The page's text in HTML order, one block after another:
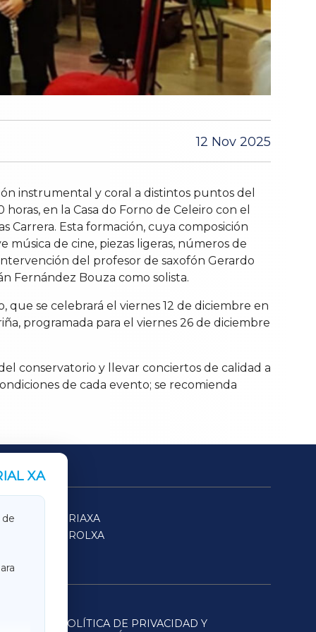
12 Nov 2025
instrumental y coral a distintos puntos del
en la Casa do Forno de Celeiro con el
Carrera. Esta formación, cuya composición
de cine, piezas ligeras, números de
del profesor de saxofón Gerardo
Fernández Bouza como solista.
que se celebrará el viernes 12 de diciembre en
programada para el viernes 26 de diciembre
conservatorio y llevar conciertos de calidad a
de cada evento; se recomienda
XA
SARRIAXA
FERROLXA
POLÍTICA DE PRIVACIDAD Y